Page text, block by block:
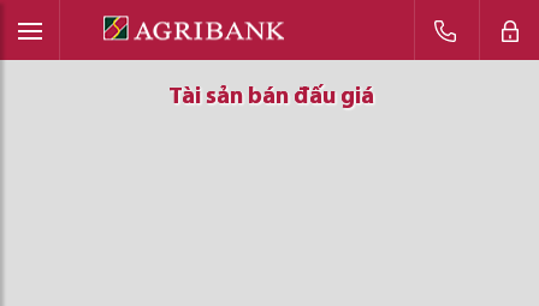
Tài sản bán đấu giá
Tài sản bán đấu giá
Tài sản bán đấu giá